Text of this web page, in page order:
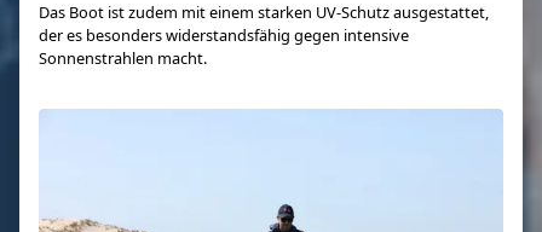
Das Boot ist zudem mit einem starken UV-Schutz ausgestattet,
der es besonders widerstandsfähig gegen intensive
Sonnenstrahlen macht.